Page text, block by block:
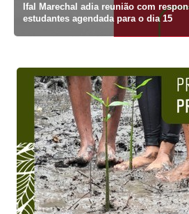
Ifal Marechal adia reunião com
estudantes agendada para o dia 15